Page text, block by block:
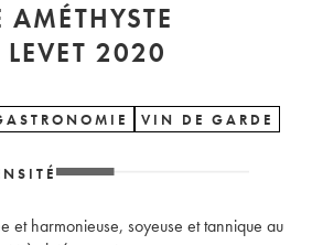
AMÉTHYSTE
VIGNOBLES LEVET 2020
VIN DE GARDE
et harmonieuse, soyeuse et tannique au